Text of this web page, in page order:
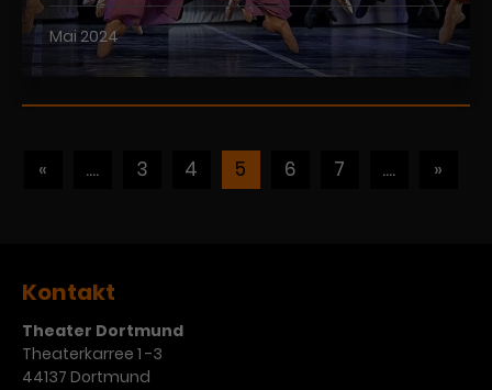
Mai 2024
« .... 3 4 5 6 7 .... »
Kontakt
Theater Dortmund
Theaterkarree 1 -3
44137 Dortmund